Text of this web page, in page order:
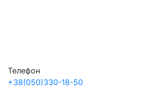
Телефон
+38(050)330-18-50